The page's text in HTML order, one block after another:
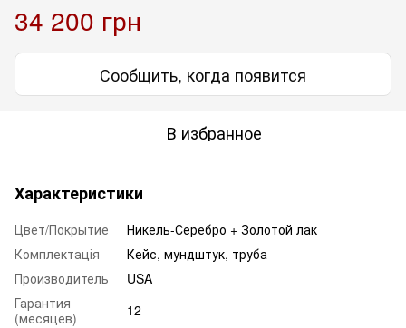
34 200 грн
Сообщить, когда появится
В избранное
Характеристики
Цвет/Покрытие
Никель-Серебро + Золотой лак
Комплектація
Кейс, мундштук, труба
Производитель
USA
Гарантия
(месяцев)
12